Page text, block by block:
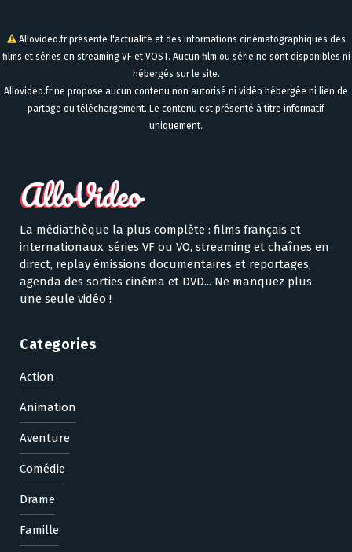
Allovideo.fr présente l'actualité et des informations cinématographiques des
films et séries en streaming VF et VOST. Aucun film ou série ne sont disponibles ni
hébergés sur le site.
Allovideo.fr ne propose aucun contenu non autorisé ni vidéo hébergée ni lien de
partage ou téléchargement. Le contenu est présenté à titre informatif
uniquement.
La médiathèque la plus complète : films français et
internationaux, séries VF ou VO, streaming et chaînes en
direct, replay émissions documentaires et reportages,
agenda des sorties cinéma et DVD... Ne manquez plus
une seule vidéo !
Categories
Action
Animation
Aventure
Comédie
Drame
Famille